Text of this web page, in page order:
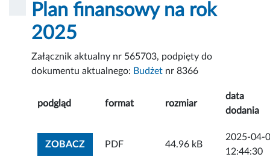
Plan finansowy na rok
2025
Załącznik aktualny nr 565703, podpięty do
dokumentu aktualnego: Budżet nr 8366
podgląd format rozmiar
data
dodania
ZOBACZZOBACZ ZAŁĄCZNIK
PDF 44.96 kB
2025-04-
12:44:30